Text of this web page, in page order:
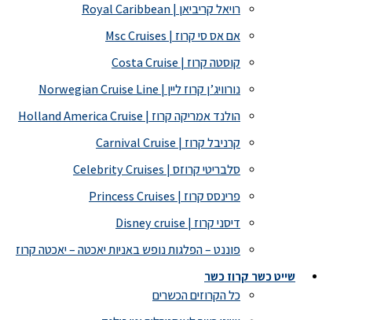
רויאל קריביאן | Royal Caribbean
אם אס סי קרוז | Msc Cruises
קוסטה קרוז | Costa Cruise
נורוויג’ן קרוז ליין | Norwegian Cruise Line
הולנד אמריקה קרוז | Holland America Cruise
קרניבל קרוז | Carnival Cruise
סלבריטי קרוזס | Celebrity Cruises
פרינסס קרוז | Princess Cruises
דיסני קרוז | Disney cruise
פוננט – הפלגות נופש באניות יאכטה – יאכטה קרוז
שייט כשר קרוז כשר
כל הקרוזים הכשרים